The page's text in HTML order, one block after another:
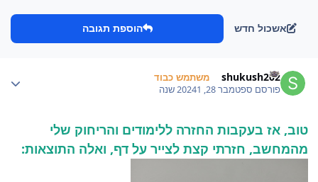
אשכול חדש הוספת תגובה
shukush202 משתמש כבוד
פורסם ספטמבר 28, 2024 1 שנה
טוב, אז בעקבות החזרה ללימודים והריחוק שלי
מהמחשב, חזרתי קצת לצייר על דף, ואלה התוצאות: